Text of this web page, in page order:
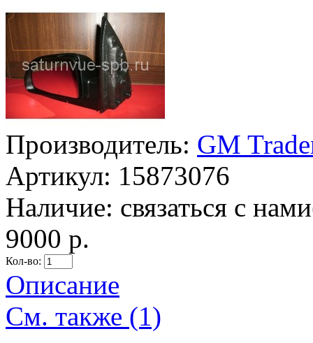
Производитель: GM
Артикул: 15873076
Наличие: связаться с
9000 р.
Кол-во:
Описание
См. также (1)